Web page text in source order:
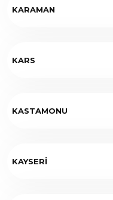
KARAMAN
KARS
KASTAMONU
KAYSERİ